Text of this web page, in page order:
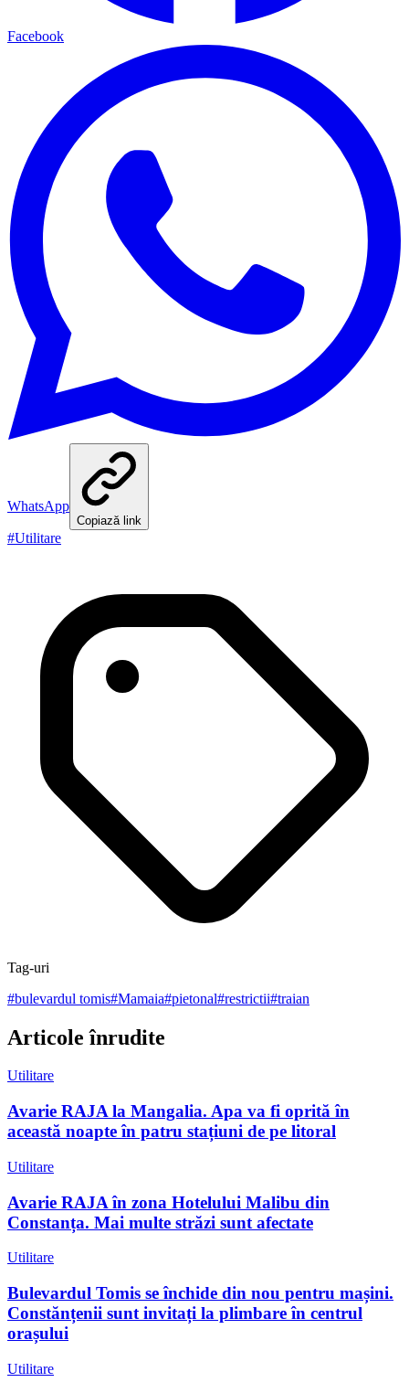
Facebook
WhatsApp
Copiază link
#Utilitare
Tag-uri
#bulevardul tomis#Mamaia#pietonal#restrictii#traian
Articole înrudite
Utilitare
Avarie RAJA la Mangalia. Apa va fi oprită în
această noapte în patru stațiuni de pe litoral
Utilitare
Avarie RAJA în zona Hotelului Malibu din
Constanța. Mai multe străzi sunt afectate
Utilitare
Bulevardul Tomis se închide din nou pentru mașini.
Constănțenii sunt invitați la plimbare în centrul
orașului
Utilitare